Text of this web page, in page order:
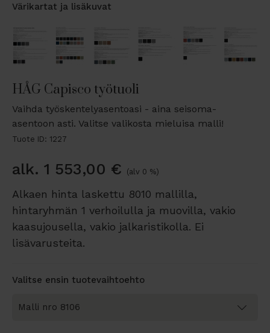
Värikartat ja lisäkuvat
HÅG Capisco työtuoli
Vaihda työskentelyasentoasi - aina seisoma-
asentoon asti. Valitse valikosta mieluisa malli!
Tuote ID: 1227
alk. 1 553,00 € (alv 0 %)
Alkaen hinta laskettu 8010 mallilla,
hintaryhmän 1 verhoilulla ja muovilla, vakio
kaasujousella, vakio jalkaristikolla. Ei
lisävarusteita.
Valitse ensin tuotevaihtoehto